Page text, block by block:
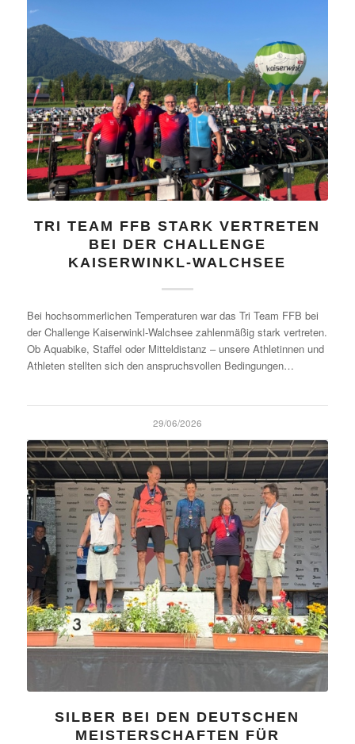
TRI TEAM FFB STARK VERTRETEN
BEI DER CHALLENGE
KAISERWINKL-WALCHSEE
Bei hochsommerlichen Temperaturen war das Tri Team FFB bei
der Challenge Kaiserwinkl-Walchsee zahlenmäßig stark vertreten.
Ob Aquabike, Staffel oder Mitteldistanz – unsere Athletinnen und
Athleten stellten sich den anspruchsvollen Bedingungen…
29/06/2026
SILBER BEI DEN DEUTSCHEN
MEISTERSCHAFTEN FÜR